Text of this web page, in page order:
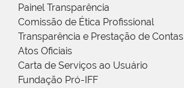
Painel Transparência
Comissão de Ética Profissional
Transparência e Prestação de Contas
Atos Oficiais
Carta de Serviços ao Usuário
Fundação Pró-IFF